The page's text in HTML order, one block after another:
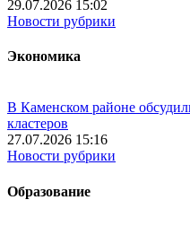
29.07.2026 15:02
Новости рубрики
Экономика
В Каменском районе
кластеров
27.07.2026 15:16
Новости рубрики
Образование